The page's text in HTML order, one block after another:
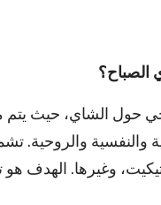
حول الشاي، حيث يتم
والروحية.
وغيرها. الهدف